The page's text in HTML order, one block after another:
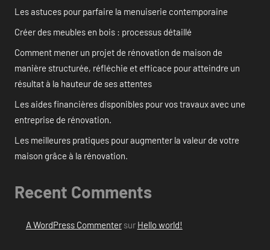
Les astuces pour parfaire la menuiserie contemporaine
Créer des meubles en bois : processus détaillé
Comment mener un projet de rénovation de maison de
manière structurée, réfléchie et efficace pour atteindre un
résultat à la hauteur de ses attentes
Les aides financières disponibles pour vos travaux avec une
entreprise de rénovation.
Les meilleures pratiques pour augmenter la valeur de votre
maison grâce à la rénovation.
Recent Comments
A WordPress Commentersur Hello world!